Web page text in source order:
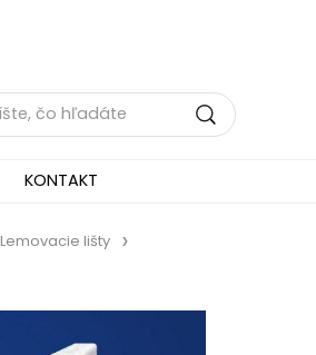
KONTAKT
Lemovacie lišty